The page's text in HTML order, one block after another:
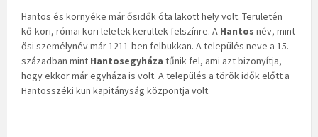
Hantos és környéke már ősidők óta lakott hely volt. Területén
kő-kori, római kori leletek kerültek felszínre. A Hantos név, mint
ősi személynév már 1211-ben felbukkan. A település neve a 15.
században mint Hantosegyháza tűnik fel, ami azt bizonyítja,
hogy ekkor már egyháza is volt. A település a török idők előtt a
Hantosszéki kun kapitányság központja volt.